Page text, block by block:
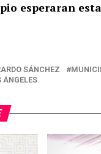
esperaran
SÁNCHEZ
ÁNGELES